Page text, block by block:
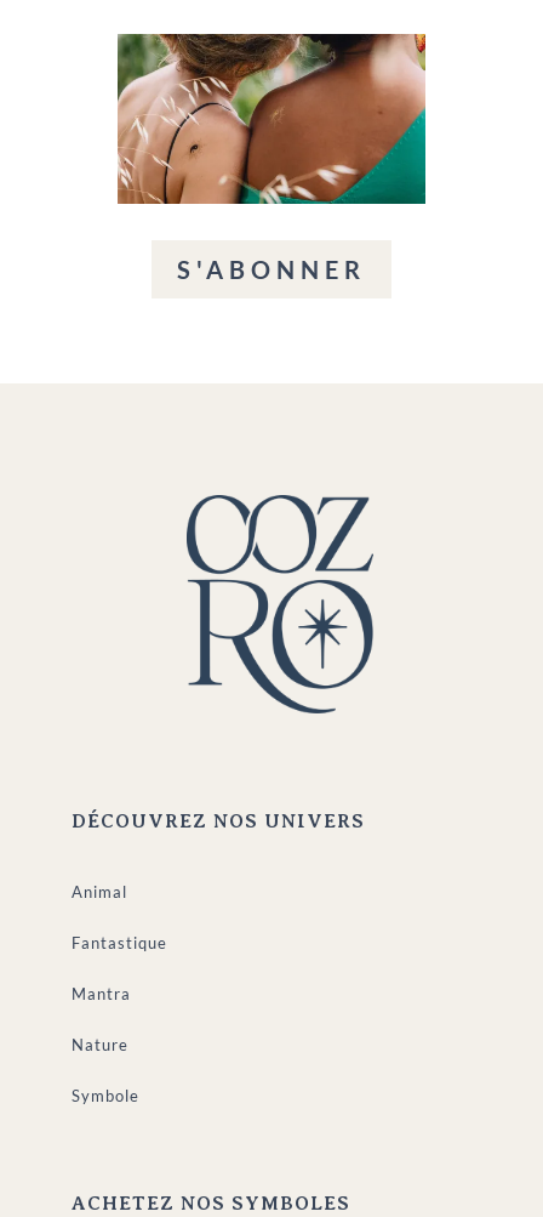
S'ABONNER
DÉCOUVREZ NOS UNIVERS
Animal
Fantastique
Mantra
Nature
Symbole
ACHETEZ NOS SYMBOLES